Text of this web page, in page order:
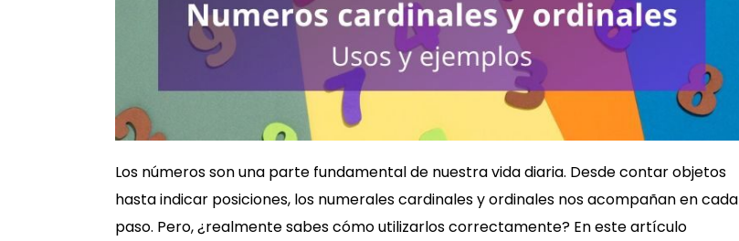
Los números son una parte fundamental de nuestra vida diaria. Desde contar objetos
hasta indicar posiciones, los numerales cardinales y ordinales nos acompañan en cada
paso. Pero, ¿realmente sabes cómo utilizarlos correctamente? En este artículo